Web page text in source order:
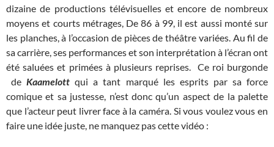
dizaine de productions télévisuelles et encore de nombreux
moyens et courts métrages, De 86 à 99, il est aussi monté sur
les planches, à l’occasion de pièces de théâtre variées. Au fil de
sa carrière, ses performances et son interprétation à l’écran ont
été saluées et primées à plusieurs reprises. Ce roi burgonde
de Kaamelott qui a tant marqué les esprits par sa force
comique et sa justesse, n’est donc qu’un aspect de la palette
que l’acteur peut livrer face à la caméra. Si vous voulez vous en
faire une idée juste, ne manquez pas cette vidéo :